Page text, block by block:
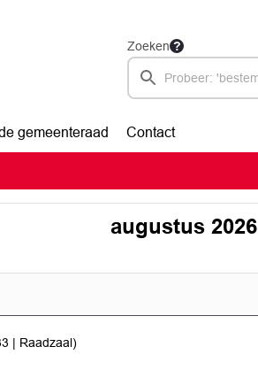
Zoeken
gemeenteraad Contact
augustus 2026
| Raadzaal)
2026